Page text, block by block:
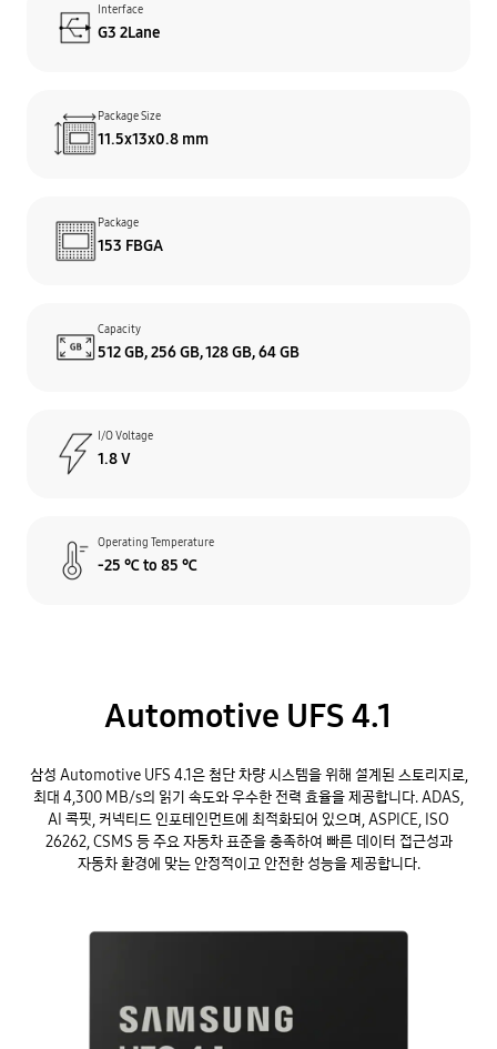
Interface
G3 2Lane
Package Size
11.5x13x0.8 mm
Package
153 FBGA
Capacity
512 GB, 256 GB, 128 GB, 64 GB
I/O Voltage
1.8 V
Operating Temperature
-25 ℃ to 85 ℃
Automotive UFS 4.1
삼성 Automotive UFS 4.1은 첨단 차량 시스템을 위해 설계된 스토리지로,
최대 4,300 MB/s의 읽기 속도와 우수한 전력 효율을 제공합니다. ADAS,
AI 콕핏, 커넥티드 인포테인먼트에 최적화되어 있으며, ASPICE, ISO
26262, CSMS 등 주요 자동차 표준을 충족하여 빠른 데이터 접근성과
자동차 환경에 맞는 안정적이고 안전한 성능을 제공합니다.